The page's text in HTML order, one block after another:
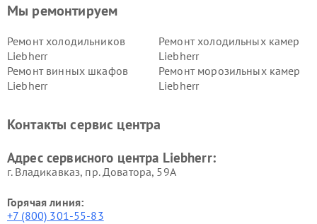
Мы ремонтируем
Ремонт холодильников
Liebherr
Ремонт холодильных камер
Liebherr
Ремонт винных шкафов
Liebherr
Ремонт морозильных камер
Liebherr
Контакты сервис центра
Адрес сервисного центра Liebherr:
г. Владикавказ, пр. Доватора, 59А
Горячая линия:
+7 (800) 301-55-83